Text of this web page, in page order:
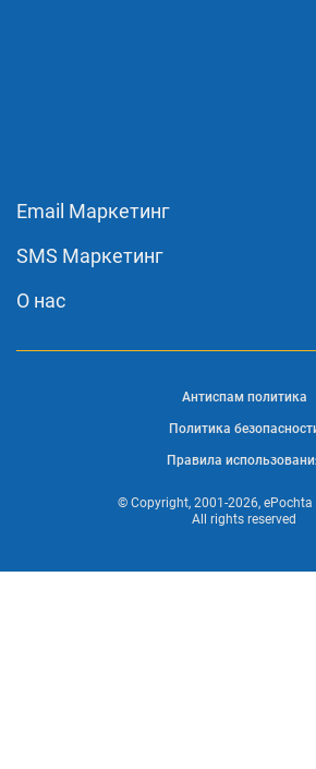
Email Маркетинг
SMS Маркетинг
О нас
© Copyright, 2001-2026, ePochta
All rights reserved
Антиспам политика
Политика
Правила